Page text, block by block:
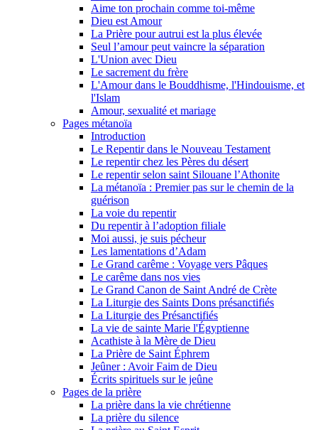
Aime ton prochain comme toi-même
Dieu est Amour
La Prière pour autrui est la plus élevée
Seul l’amour peut vaincre la séparation
L'Union avec Dieu
Le sacrement du frère
L'Amour dans le Bouddhisme, l'Hindouisme, et
l'Islam
Amour, sexualité et mariage
Pages métanoïa
Introduction
Le Repentir dans le Nouveau Testament
Le repentir chez les Pères du désert
Le repentir selon saint Silouane l’Athonite
La métanoïa : Premier pas sur le chemin de la
guérison
La voie du repentir
Du repentir à l’adoption filiale
Moi aussi, je suis pécheur
Les lamentations d’Adam
Le Grand carême : Voyage vers Pâques
Le carême dans nos vies
Le Grand Canon de Saint André de Crète
La Liturgie des Saints Dons présanctifiés
La Liturgie des Présanctifiés
La vie de sainte Marie l'Égyptienne
Acathiste à la Mère de Dieu
La Prière de Saint Éphrem
Jeûner : Avoir Faim de Dieu
Écrits spirituels sur le jeûne
Pages de la prière
La prière dans la vie chrétienne
La prière du silence